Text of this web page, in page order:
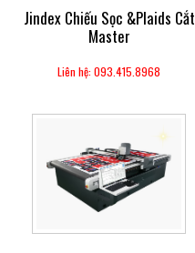
Jindex Chiếu Sọc &Plaids Cắt
Master
Liên hệ: 093.415.8968